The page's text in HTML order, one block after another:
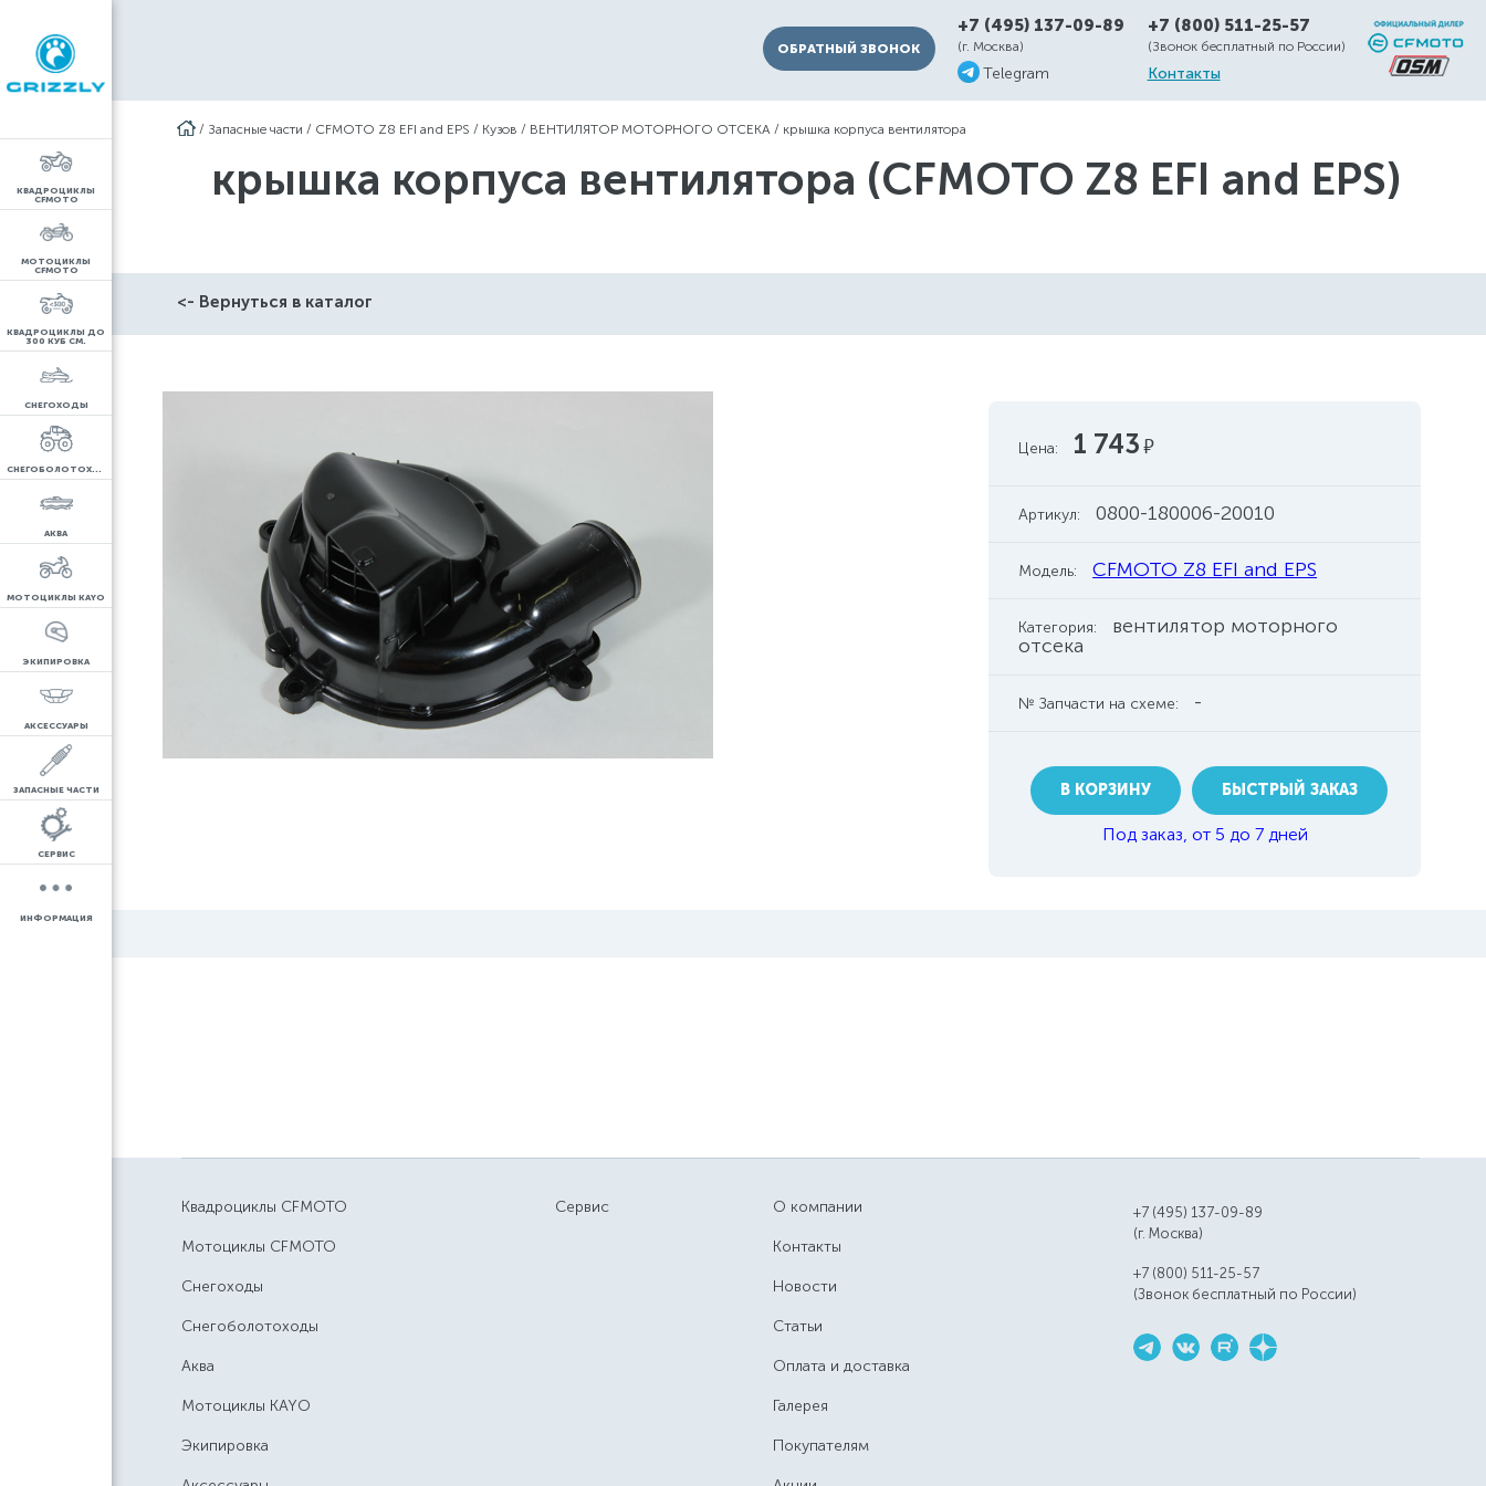
КВАДРОЦИКЛЫ
CFMOTO
МОТОЦИКЛЫ
CFMOTO
КВАДРОЦИКЛЫ ДО
300 КУБ СМ.
СНЕГОХОДЫ
СНЕГОБОЛОТОХОДЫ
АКВА
МОТОЦИКЛЫ KAYO
ЭКИПИРОВКА
АКСЕССУАРЫ
ЗАПАСНЫЕ ЧАСТИ
СЕРВИС
ИНФОРМАЦИЯ
ОБРАТНЫЙ ЗВОНОК
+7 (495) 137-09-89
(г. Москва)
Telegram
+7 (800) 511-25-57
(Звонок бесплатный по России)
Контакты
/ Запасные части / CFMOTO Z8 EFI and EPS / Кузов / ВЕНТИЛЯТОР МОТОРНОГО ОТСЕКА / крышка корпуса вентилятора
крышка корпуса вентилятора (CFMOTO Z8 EFI and EPS)
<- Вернуться в каталог
Цена: 1 743руб.
Артикул: 0800-180006-20010
Модель: CFMOTO Z8 EFI and EPS
Категория:
вентилятор моторного
отсека
№ Запчасти на схеме: -
В КОРЗИНУ БЫСТРЫЙ ЗАКАЗ
Под заказ, от 5 до 7 дней
Квадроциклы CFMOTO
Мотоциклы CFMOTO
Снегоходы
Снегоболотоходы
Аква
Мотоциклы KAYO
Экипировка
Сервис О компании
Контакты
Новости
Статьи
Оплата и доставка
Галерея
Покупателям
+7 (495) 137-09-89
(г. Москва)
+7 (800) 511-25-57
(Звонок бесплатный по России)